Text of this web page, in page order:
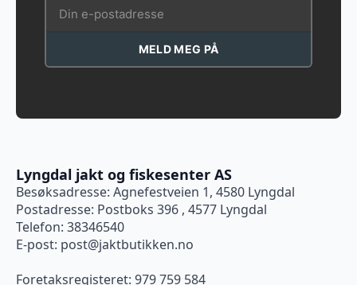
MELD MEG PÅ
Lyngdal jakt og fiskesenter AS
Besøksadresse: Agnefestveien 1, 4580 Lyngdal
Postadresse: Postboks 396 , 4577 Lyngdal
Telefon: 38346540
E-post: post@jaktbutikken.no
Foretaksregisteret: 979 759 584